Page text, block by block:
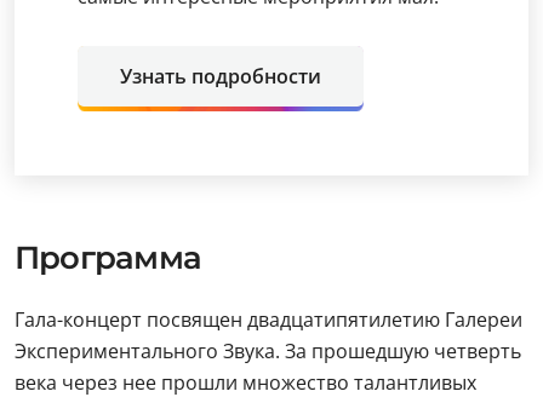
Узнать подробности
Программа
Гала-концерт посвящен двадцатипятилетию Галереи
Экспериментального Звука. За прошедшую четверть
века через нее прошли множество талантливых